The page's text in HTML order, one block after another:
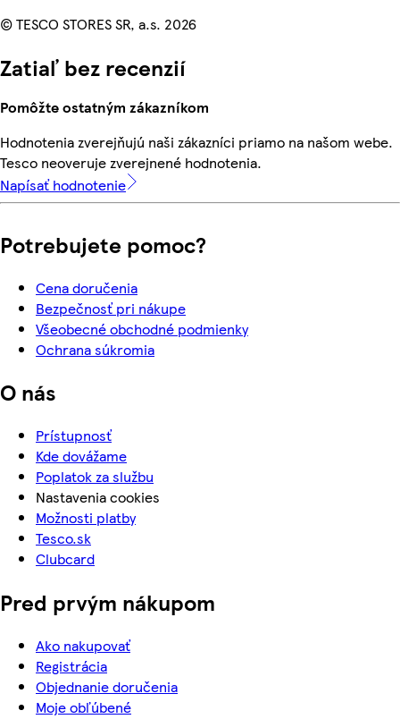
© TESCO STORES SR, a.s. 2026
Zatiaľ bez recenzií
Pomôžte ostatným zákazníkom
Hodnotenia zverejňujú naši zákazníci priamo na našom webe.
Tesco neoveruje zverejnené hodnotenia.
Napísať hodnotenie
Potrebujete pomoc?
Cena doručenia
Bezpečnosť pri nákupe
Všeobecné obchodné podmienky
Ochrana súkromia
O nás
Prístupnosť
Kde dovážame
Poplatok za službu
Nastavenia cookies
Možnosti platby
Tesco.sk
Clubcard
Pred prvým nákupom
Ako nakupovať
Registrácia
Objednanie doručenia
Moje obľúbené